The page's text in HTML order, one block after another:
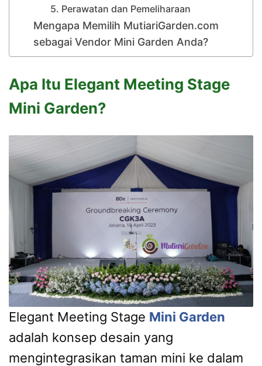
5. Perawatan dan Pemeliharaan
Mengapa Memilih MutiariGarden.com
sebagai Vendor Mini Garden Anda?
Apa Itu Elegant Meeting Stage
Mini Garden?
Elegant Meeting Stage Mini Garden
adalah konsep desain yang
mengintegrasikan taman mini ke dalam